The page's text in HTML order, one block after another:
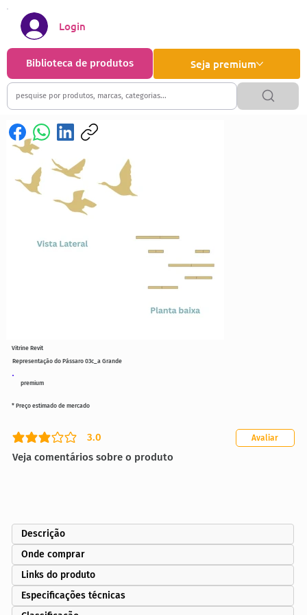
Seja premium
Biblioteca de produtos
Login
premium
Representação do Pássaro 03c_a Grande
3.0
classificação média é 3 de 5
Veja comentários sobre o produto
Avaliar
* Preço estimado de mercado
Vitrine Revit
Descrição
Onde comprar
Links do produto
Especificações técnicas